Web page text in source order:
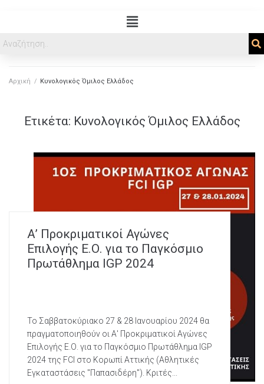
Αρχική / Κυνολογικός Όμιλος Ελλάδος
Ετικέτα: Κυνολογικός Όμιλος Ελλάδος
Α’ Προκριματικοί Αγώνες
Επιλογής Ε.Ο. για το Παγκόσμιο
Πρωτάθλημα IGP 2024
Το Σαββατοκύριακο 27 & 28 Ιανουαρίου 2024 θα
πραγματοποιηθούν οι Α' Προκριματικοί Αγώνες
Επιλογής Ε.Ο. για το Παγκόσμιο Πρωτάθλημα IGP
2024 της FCΙ στο Κορωπί Αττικής (Αθλητικές
Εγκαταστάσεις "Παπασιδέρη"). Κριτές...